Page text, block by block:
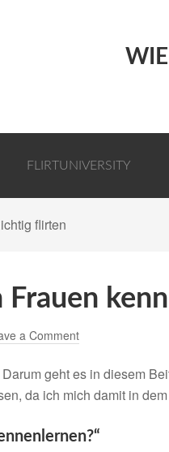
FLIRTUNIVERSITY
flirten
a Comment
Darum geht es in diesem
da ich mich damit in